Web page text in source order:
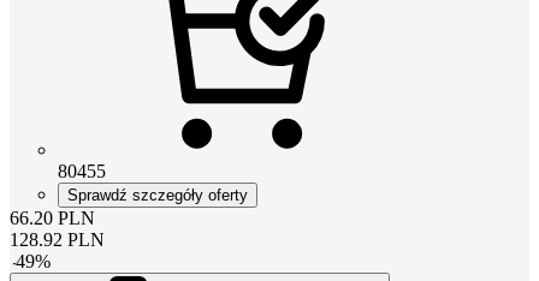
80455
Sprawdź szczegóły oferty
66.20 PLN
128.92 PLN
-49%